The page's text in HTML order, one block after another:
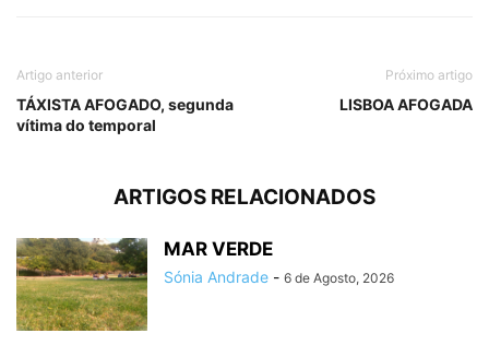
Artigo anterior
TÁXISTA AFOGADO, segunda
vítima do temporal
Próximo artigo
LISBOA AFOGADA
ARTIGOS RELACIONADOS
MAR VERDE
Sónia Andrade - 6 de Agosto, 2026